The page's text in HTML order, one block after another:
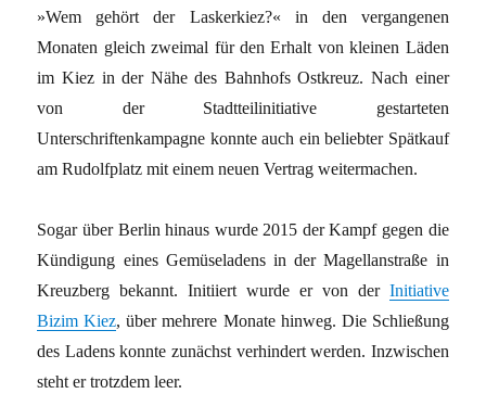
»Wem gehört der Laskerkiez?« in den vergangenen
Monaten gleich zweimal für den Erhalt von kleinen Läden
im Kiez in der Nähe des Bahnhofs Ostkreuz. Nach einer
von der Stadtteilinitiative gestarteten
Unterschriftenkampagne konnte auch ein beliebter Spätkauf
am Rudolfplatz mit einem neuen Vertrag weitermachen.
Sogar über Berlin hinaus wurde 2015 der Kampf gegen die
Kündigung eines Gemüseladens in der Magellanstraße in
Kreuzberg bekannt. Initiiert wurde er von der Initiative
Bizim Kiez, über mehrere Monate hinweg. Die Schließung
des Ladens konnte zunächst verhindert werden. Inzwischen
steht er trotzdem leer.